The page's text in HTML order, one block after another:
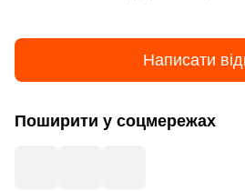
Написати
Поширити у соцмережах